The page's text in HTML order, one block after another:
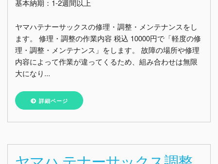
基本納期：1-2週間以上
ヤマハテナーサックスの修理・調整・メンテナンスをし
ます。 修理・調整の作業内容 税込 10000円で「軽度の修
理・調整・メンテナンス」をします。 故障の場所や修理
内容によって作業が違ってくるため、組み合わせは無限
大になり...
詳細ページ